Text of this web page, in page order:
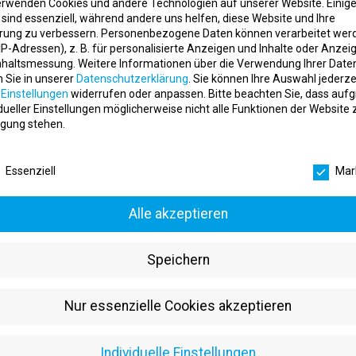
langjährigen Erfahrung und unseres qualifizierten Personals bieten
und zertifizierten Trainern, die stets bereit sind, dich auf
steht Menschen jeden Alters offen. Egal ob du Anfänger,
steigern möchte.
uns mit beiden Studios im Herzen von Mönsheim und Grafenau und
gut erreichbar und bieten ausreichend Platz für dein
dich kennenzulernen und dir unser Motto „Leistung – Fitness –
Website oder komm direkt in einem unserer Studios vorbei. Wir
Team
Cookies und andere Technologien auf unserer Website.
essenziell, während andere uns helfen, diese Website und Ihre
zu verbessern. Personenbezogene Daten können verarbeitet
Adressen), z. B. für personalisierte Anzeigen und Inhalte oder
Weitere Informationen über die Verwendung Ihrer
Sie in unserer Datenschutzerklärung Sie können Ihre Auswahl
Einstellungen widerrufen oder anpassen. Bitte beachten Sie, dass
Einstellungen möglicherweise nicht alle Funktionen der Website
stehen.
Essenziell
Alle akzeptieren
Speichern
Nur essenzielle Cookies akzeptieren
Individuelle Einstellungen